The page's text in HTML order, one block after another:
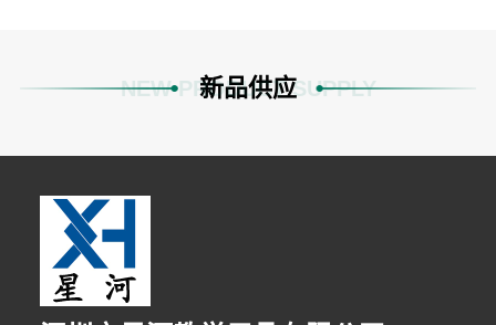
新品供应
NEW PRODUCT SUPPLY